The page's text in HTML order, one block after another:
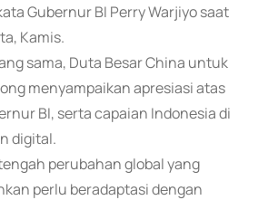
Gubernur BI Perry Warjiyo saat
Kamis.
sama, Duta Besar China untuk
menyampaikan apresiasi atas
BI, serta capaian Indonesia di
digital.
perubahan global yang
perlu beradaptasi dengan